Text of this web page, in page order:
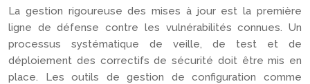
La gestion rigoureuse des mises à jour est la première
ligne de défense contre les vulnérabilités connues. Un
processus systématique de veille, de test et de
déploiement des correctifs de sécurité doit être mis en
place. Les outils de gestion de configuration comme